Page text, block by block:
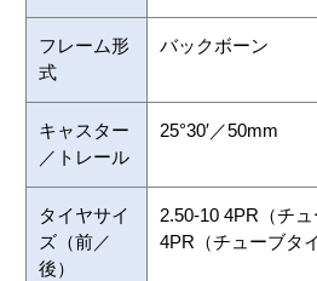
フレーム形
式
バックボーン
キャスター
／トレール
25°30′／50mm
タイヤサイ
ズ（前／
後）
2.50-10 4PR（チ
4PR（チューブタ